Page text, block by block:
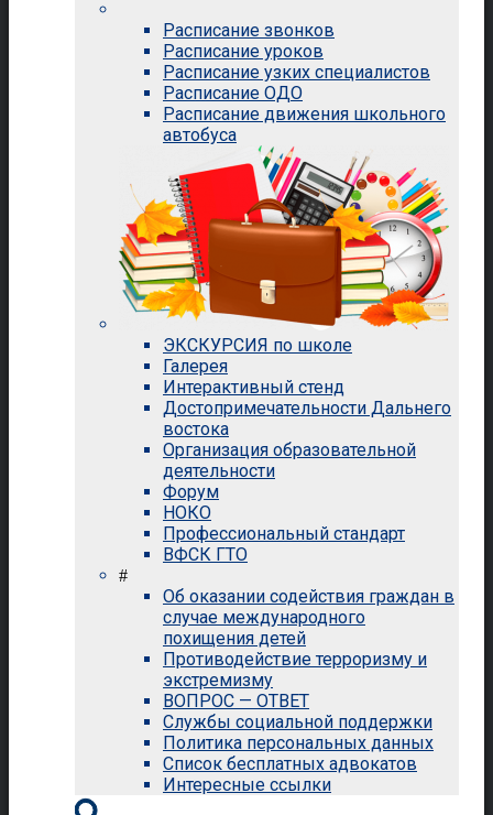
Расписание звонков
Расписание уроков
Расписание узких специалистов
Расписание ОДО
Расписание движения школьного
автобуса
ЭКСКУРСИЯ по школе
Галерея
Интерактивный стенд
Достопримечательности Дальнего
востока
Организация образовательной
деятельности
Форум
НОКО
Профессиональный стандарт
ВФСК ГТО
#
Об оказании содействия граждан в
случае международного
похищения детей
Противодействие терроризму и
экстремизму
ВОПРОС — ОТВЕТ
Службы социальной поддержки
Политика персональных данных
Список бесплатных адвокатов
Интересные ссылки